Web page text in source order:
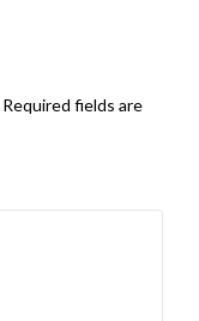
Required fields are